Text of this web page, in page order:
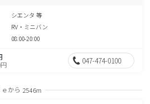
シエンタ 等
RV・ミニバン
08:00-20:00
047-474-0100
から 2546m